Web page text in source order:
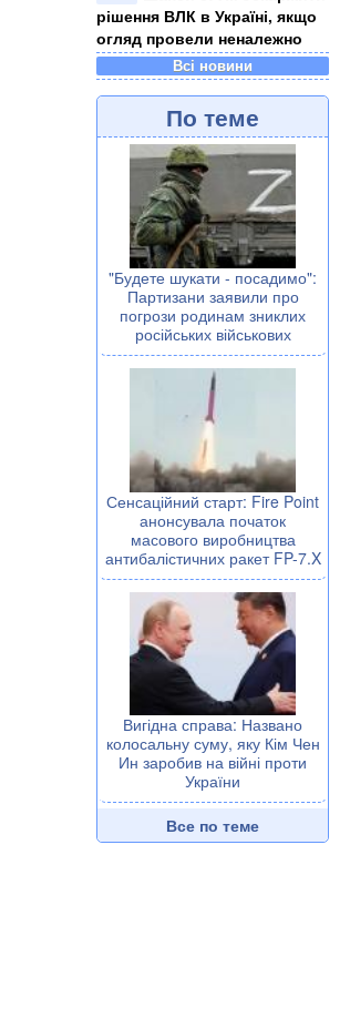
рішення ВЛК в Україні, якщо
огляд провели неналежно
Всі новини
По теме
"Будете шукати - посадимо":
Партизани заявили про
погрози родинам зниклих
російських військових
Сенсаційний старт: Fire Point
анонсувала початок
масового виробництва
антибалістичних ракет FP-7.X
Вигідна справа: Названо
колосальну суму, яку Кім Чен
Ин заробив на війні проти
України
Все по теме